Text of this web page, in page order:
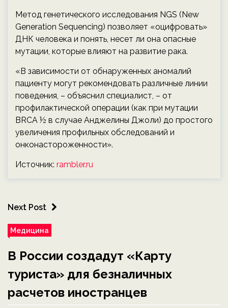
Метод генетического исследования NGS (New
Generation Sequencing) позволяет «оцифровать»
ДНК человека и понять, несет ли она опасные
мутации, которые влияют на развитие рака.
«В зависимости от обнаруженных аномалий
пациенту могут рекомендовать различные линии
поведения, – объяснил специалист, – от
профилактической операции (как при мутации
BRCA ½ в случае Анджелины Джоли) до простого
увеличения профильных обследований и
онконастороженности».
Источник: rambler.ru
Next Post
Медицина
В России создадут «Карту
туриста» для безналичных
расчетов иностранцев